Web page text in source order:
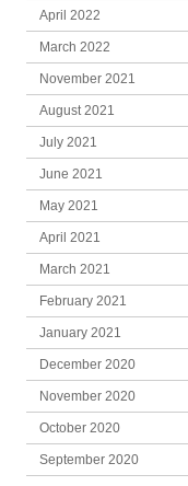
April 2022
March 2022
November 2021
August 2021
July 2021
June 2021
May 2021
April 2021
March 2021
February 2021
January 2021
December 2020
November 2020
October 2020
September 2020